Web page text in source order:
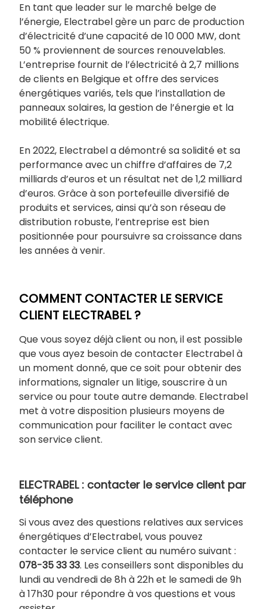
En tant que leader sur le marché belge de
l’énergie, Electrabel gère un parc de production
d’électricité d’une capacité de 10 000 MW, dont
50 % proviennent de sources renouvelables.
L’entreprise fournit de l’électricité à 2,7 millions
de clients en Belgique et offre des services
énergétiques variés, tels que l’installation de
panneaux solaires, la gestion de l’énergie et la
mobilité électrique.
En 2022, Electrabel a démontré sa solidité et sa
performance avec un chiffre d’affaires de 7,2
milliards d’euros et un résultat net de 1,2 milliard
d’euros. Grâce à son portefeuille diversifié de
produits et services, ainsi qu’à son réseau de
distribution robuste, l’entreprise est bien
positionnée pour poursuivre sa croissance dans
les années à venir.
COMMENT CONTACTER LE SERVICE
CLIENT ELECTRABEL ?
Que vous soyez déjà client ou non, il est possible
que vous ayez besoin de contacter Electrabel à
un moment donné, que ce soit pour obtenir des
informations, signaler un litige, souscrire à un
service ou pour toute autre demande. Electrabel
met à votre disposition plusieurs moyens de
communication pour faciliter le contact avec
son service client.
ELECTRABEL : contacter le service client par
téléphone
Si vous avez des questions relatives aux services
énergétiques d’Electrabel, vous pouvez
contacter le service client au numéro suivant :
078-35 33 33. Les conseillers sont disponibles du
lundi au vendredi de 8h à 22h et le samedi de 9h
à 17h30 pour répondre à vos questions et vous